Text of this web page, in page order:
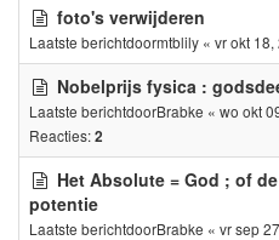
foto's verwijderen
Laatste berichtdoormtblily « vr okt
Nobelprijs fysica :
Laatste berichtdoorBrabke « wo okt
Reacties:2
Het Absolute = God ; of
potentie
Laatste berichtdoorBrabke « vr sep